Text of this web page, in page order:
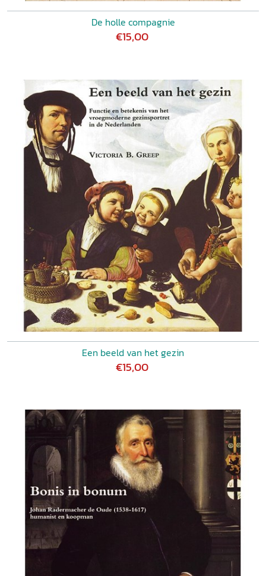
De holle compagnie
€15,00
Een beeld van het gezin
€15,00